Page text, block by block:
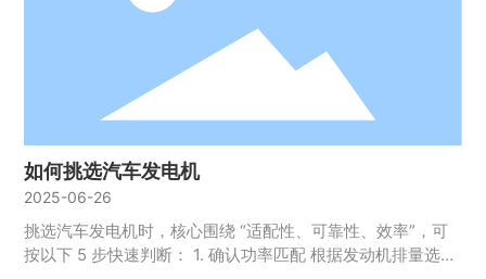
如何挑选汽车发电机
2025-06-26
挑选汽车发电机时，核心围绕 “适配性、可靠性、效率”，可
按以下 5 步快速判断： 1. 确认功率匹配 根据发动机排量选